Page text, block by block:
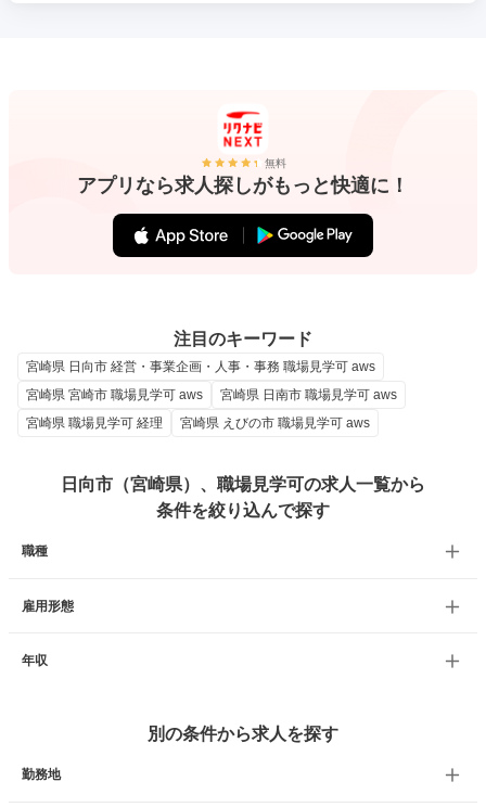
無料
アプリなら求人探しがもっと快適に！
注目のキーワード
宮崎県 日向市 経営・事業企画・人事・事務 職場見学可 aws
宮崎県 宮崎市 職場見学可 aws
宮崎県 日南市 職場見学可 aws
宮崎県 職場見学可 経理
宮崎県 えびの市 職場見学可 aws
日向市（宮崎県）、職場見学可の求人一覧から
条件を絞り込んで探す
職種
雇用形態
年収
別の条件から求人を探す
勤務地